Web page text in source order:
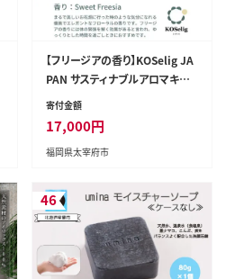
【フリージアの香り】KOSelig JA
PAN サスティナブルアロマキャ
ンドル「日本酒瓶からできた地球
由来/オールハンドメイド」
寄付金額
17,000円
福岡県太宰府市
46